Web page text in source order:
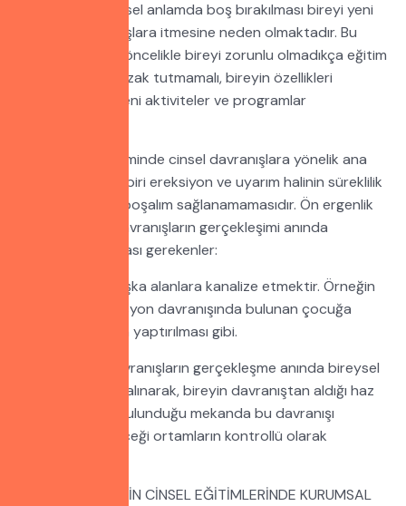
ortamlarda bireysel anlamda boş bırakılması bireyi yeni
arayış ve davranışlara itmesine neden olmaktadır. Bu
nedenle eğitimci öncelikle bireyi zorunlu olmadıkça eğitim
aktivitelerinden uzak tutmamalı, bireyin özellikleri
doğrultusunda yeni aktiviteler ve programlar
Ön ergenlik döneminde cinsel davranışlara yönelik ana
davranışlarından biri ereksiyon ve uyarım halinin süreklilik
arzetmesi ve bir boşalım sağlanamamasıdır. Ön ergenlik
döneminde bu davranışların gerçekleşimi anında
eğitimcinin yapması gerekenler:
Bireyin algısını başka alanlara kanalize etmektir. Örneğin
yoğun mastürbasyon davranışında bulunan çocuğa
müzikli bir çalışma yaptırılması gibi.
Yine bu cinsel davranışların gerçekleşme anında bireysel
özellikler dikkate alınarak, bireyin davranıştan aldığı haz
engellenmeden bulunduğu mekanda bu davranışı
gerçekleştirebileceği ortamların kontrollü olarak
OTİSTİK BİREYLERİN CİNSEL EĞİTİMLERİNDE KURUMSAL